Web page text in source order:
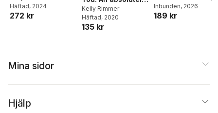
Häftad, 2024
272 kr
gripping,
heartbreaking
novel of love and
Kelly Rimmer
Häftad, 2020
135 kr
Joel Adolphson
Ejdemo Beer
Inbunden, 2026
189 kr
Mina sidor
Hjälp